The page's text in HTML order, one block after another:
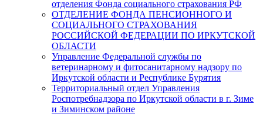
отделения Фонда социального страхования РФ
ОТДЕЛЕНИЕ ФОНДА ПЕНСИОННОГО И
СОЦИАЛЬНОГО СТРАХОВАНИЯ
РОССИЙСКОЙ ФЕДЕРАЦИИ ПО ИРКУТСКОЙ
ОБЛАСТИ
Управление Федеральной службы по
ветеринарному и фитосанитарному надзору по
Иркутской области и Республике Бурятия
Территориальный отдел Управления
Роспотребнадзора по Иркутской области в г. Зиме
и Зиминском районе